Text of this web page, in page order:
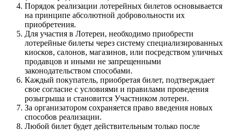
Порядок реализации лотерейных билетов основывается
на принципе абсолютной добровольности их
приобретения.
Для участия в Лотереи, необходимо приобрести
лотерейные билеты через систему специализированных
киосков, салонов, магазинов, или посредством уличных
продавцов и иными не запрещенными
законодательством способами.
Каждый покупатель, приобретая билет, подтверждает
свое согласие с условиями и правилами проведения
розыгрыша и становится Участником лотереи.
За организатором сохраняется право введения новых
способов реализации.
Любой билет будет действительным только после